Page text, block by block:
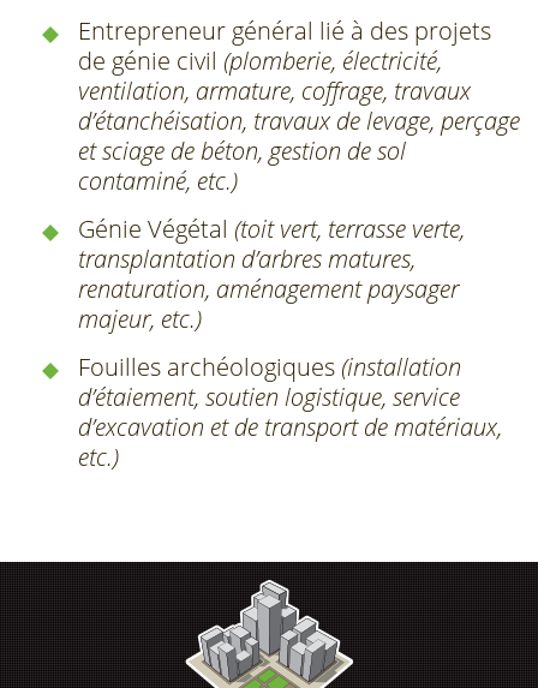
Entrepreneur général lié à des projets
de génie civil (plomberie, électricité,
ventilation, armature, coffrage, travaux
d’étanchéisation, travaux de levage, perçage
et sciage de béton, gestion de sol
contaminé, etc.)
Génie Végétal (toit vert, terrasse verte,
transplantation d’arbres matures,
renaturation, aménagement paysager
majeur, etc.)
Fouilles archéologiques (installation
d’étaiement, soutien logistique, service
d’excavation et de transport de matériaux,
etc.)